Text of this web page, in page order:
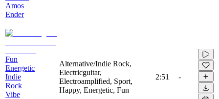
Amos
Ender
Fun
Energetic
Indie
Rock
Vibe
Alternative/Indie Rock,
Electricguitar,
Electroamplified, Sport,
Happy, Energetic, Fun
2:51 -